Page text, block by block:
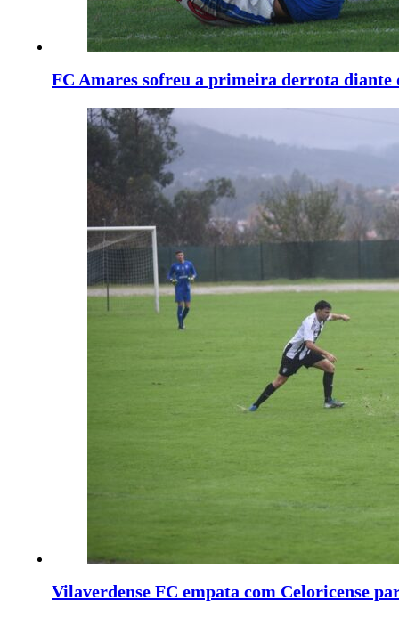
FC Amares sofreu a primeira derrota diante
Vilaverdense FC empata com Celoricense